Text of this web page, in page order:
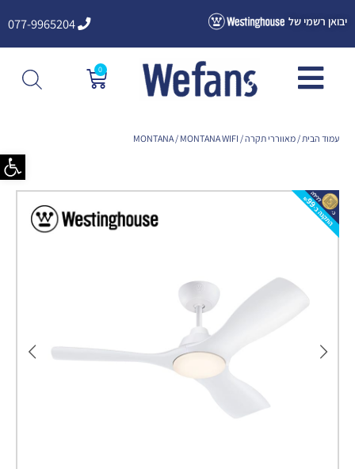
פתח
לתוכן
יבואן רשמי של 077-9965204
0
עגלת
עמוד הבית / מאווררי תקרה/
MONTANA / MONTANA WIFI